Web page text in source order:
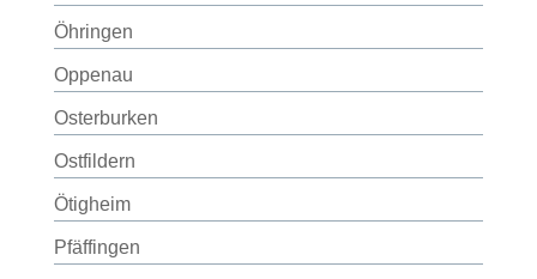
Öhringen
Oppenau
Osterburken
Ostfildern
Ötigheim
Pfäffingen